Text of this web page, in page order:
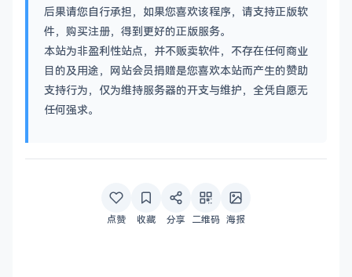
后果请您自行承担，如果您喜欢该程序，请支持正版软
件，购买注册，得到更好的正版服务。
本站为非盈利性站点，并不贩卖软件，不存在任何商业
目的及用途，网站会员捐赠是您喜欢本站而产生的赞助
支持行为，仅为维持服务器的开支与维护，全凭自愿无
任何强求。
点赞 收藏 分享 二维码 海报